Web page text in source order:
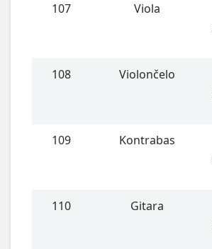
107 Viola
108 Violončelo
109 Kontrabas
110 Gitara